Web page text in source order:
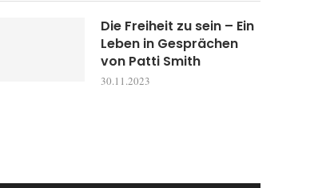
Die Freiheit zu sein – Ein
Leben in Gesprächen
von Patti Smith
30.11.2023